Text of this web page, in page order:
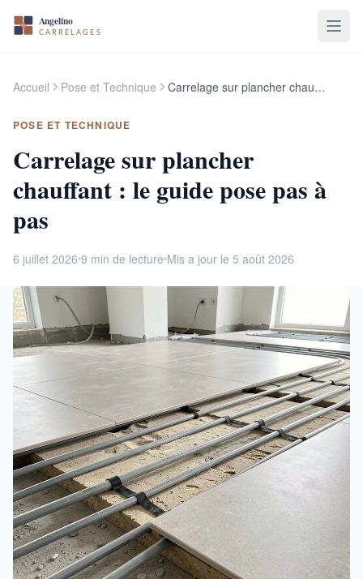
Accueil Pose et Technique Carrelage sur plancher chauffant : le guide pose pas à pas
POSE ET TECHNIQUE
Carrelage sur plancher
chauffant : le guide pose pas à
pas
6 juillet 2026 9 min de lecture Mis a jour le 5 août 2026